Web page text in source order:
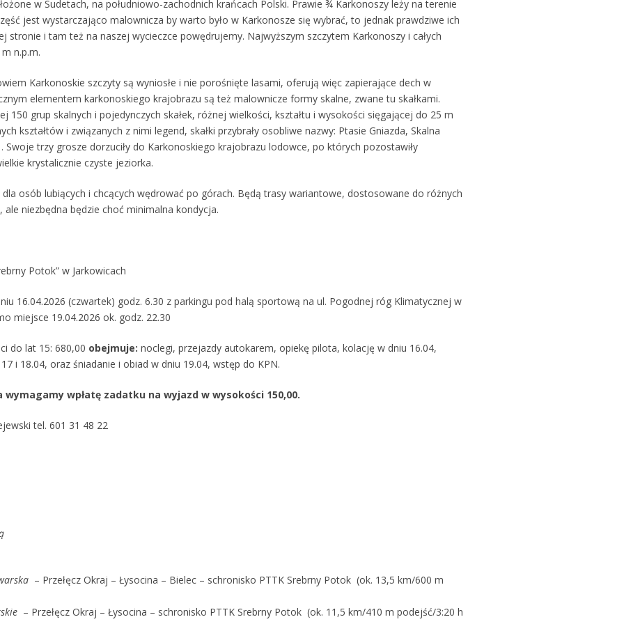
w Sudetach, na południowo-zachodnich krańcach Polski. Prawie ¾ Karkonoszy leży na terenie
jest wystarczająco malownicza by warto było w Karkonosze się wybrać, to jednak prawdziwe ich
stronie i tam też na naszej wycieczce powędrujemy. Najwyższym szczytem Karkonoszy i całych
n.p.m.
Karkonoskie szczyty są wyniosłe i nie porośnięte lasami, oferują więc zapierające dech w
elementem karkonoskiego krajobrazu są też malownicze formy skalne, zwane tu skałkami.
150 grup skalnych i pojedynczych skałek, różnej wielkości, kształtu i wysokości sięgającej do 25 m
kształtów i związanych z nimi legend, skałki przybrały osobliwe nazwy: Ptasie Gniazda, Skalna
Swoje trzy grosze dorzuciły do Karkonoskiego krajobrazu lodowce, po których pozostawiły
krystalicznie czyste jeziorka.
osób lubiących i chcących wędrować po górach. Będą trasy wariantowe, dostosowane do różnych
niezbędna będzie choć minimalna kondycja.
Potok” w Jarkowicach
16.04.2026 (czwartek) godz. 6.30 z parkingu pod halą sportową na ul. Pogodnej róg Klimatycznej w
miejsce 19.04.2026 ok. godz. 22.30
do lat 15: 680,00 obejmuje: noclegi, przejazdy autokarem, opiekę pilota, kolację w dniu 16.04,
i 18.04, oraz śniadanie i obiad w dniu 19.04, wstęp do KPN.
wymagamy wpłatę zadatku na wyjazd w wysokości 150,00.
tel. 601 31 48 22
– Przełęcz Okraj – Łysocina – Bielec – schronisko PTTK Srebrny Potok (ok. 13,5 km/600 m
– Przełęcz Okraj – Łysocina – schronisko PTTK Srebrny Potok (ok. 11,5 km/410 m podejść/3:20 h